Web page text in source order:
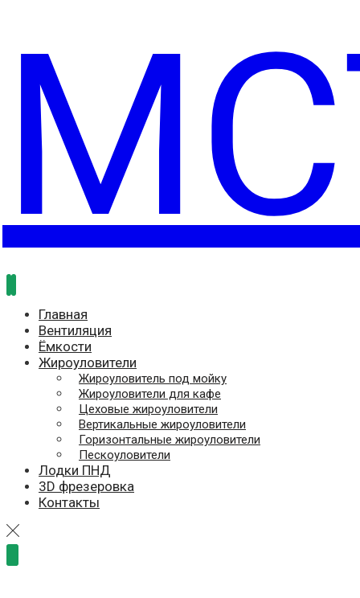
Главная
Вентиляция
Ёмкости
Жироуловители
Жироуловитель под мойку
Жироуловители для кафе
Цеховые жироуловители
Вертикальные жироуловители
Горизонтальные жироуловители
Пескоуловители
Лодки ПНД
3D фрезеровка
Контакты